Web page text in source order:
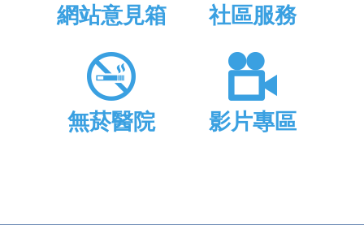
網站意見箱 社區服務
無菸醫院 影片專區